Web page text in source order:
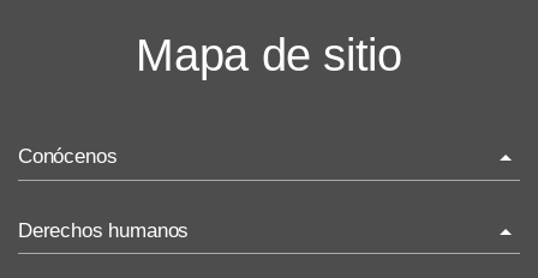
Mapa de sitio
Conócenos
La ONU-DH en México
Derechos humanos